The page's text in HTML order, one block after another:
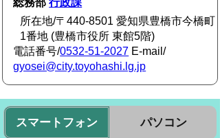
所在地/〒440-8501 愛知県豊橋市今橋町
1番地 (豊橋市役所 東館5階)
電話番号/0532-51-2027 E-mail/
gyosei@city.toyohashi.lg.jp
スマートフォン パソコン